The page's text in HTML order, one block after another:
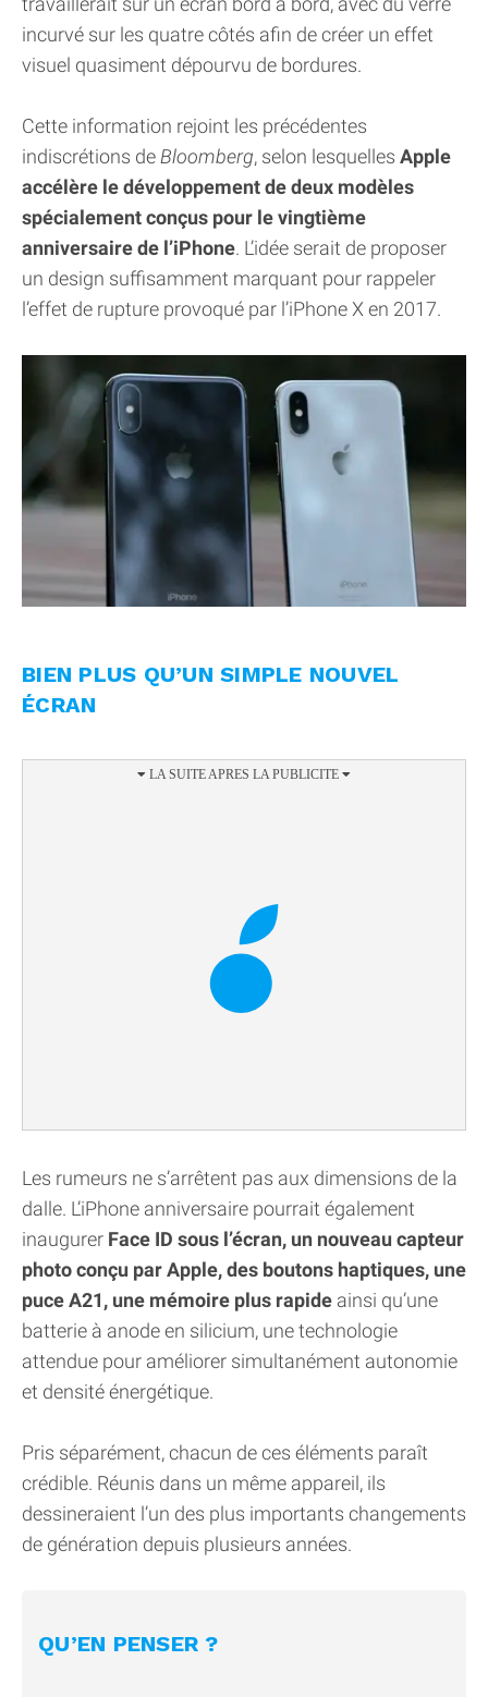
incurvé sur les quatre côtés afin de créer un effet
visuel quasiment dépourvu de bordures.
Cette information rejoint les précédentes
indiscrétions de Bloomberg, selon lesquelles Apple
accélère le développement de deux modèles
spécialement conçus pour le vingtième
anniversaire de l’iPhone. L’idée serait de proposer
un design suffisamment marquant pour rappeler
l’effet de rupture provoqué par l’iPhone X en 2017.
BIEN PLUS QU’UN SIMPLE NOUVEL
ÉCRAN
Les rumeurs ne s’arrêtent pas aux dimensions de la
dalle. L’iPhone anniversaire pourrait également
inaugurer Face ID sous l’écran, un nouveau capteur
photo conçu par Apple, des boutons haptiques, une
puce A21, une mémoire plus rapide ainsi qu’une
batterie à anode en silicium, une technologie
attendue pour améliorer simultanément autonomie
et densité énergétique.
Pris séparément, chacun de ces éléments paraît
crédible. Réunis dans un même appareil, ils
dessineraient l’un des plus importants changements
de génération depuis plusieurs années.
QU’EN PENSER ?